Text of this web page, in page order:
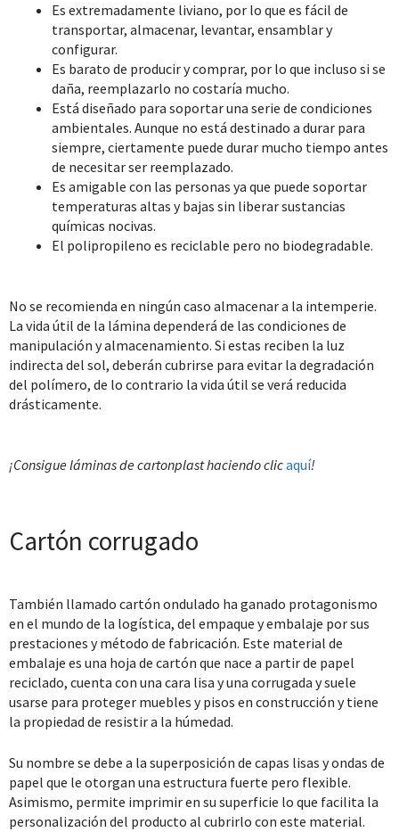
Es extremadamente liviano, por lo que es fácil de
transportar, almacenar, levantar, ensamblar y
configurar.
Es barato de producir y comprar, por lo que incluso si se
daña, reemplazarlo no costaría mucho.
Está diseñado para soportar una serie de condiciones
ambientales. Aunque no está destinado a durar para
siempre, ciertamente puede durar mucho tiempo antes
de necesitar ser reemplazado.
Es amigable con las personas ya que puede soportar
temperaturas altas y bajas sin liberar sustancias
químicas nocivas.
El polipropileno es reciclable pero no biodegradable.
No se recomienda en ningún caso almacenar a la intemperie.
La vida útil de la lámina dependerá de las condiciones de
manipulación y almacenamiento. Si estas reciben la luz
indirecta del sol, deberán cubrirse para evitar la degradación
del polímero, de lo contrario la vida útil se verá reducida
drásticamente.
¡Consigue láminas de cartonplast haciendo clicaquí!
Cartón corrugado
También llamado cartón ondulado ha ganado protagonismo
en el mundo de la logística, del empaque y embalaje por sus
prestaciones y método de fabricación. Este material de
embalaje es una hoja de cartón que nace a partir de papel
reciclado, cuenta con una cara lisa y una corrugada y suele
usarse para proteger muebles y pisos en construcción y tiene
la propiedad de resistir a la húmedad.
Su nombre se debe a la superposición de capas lisas y ondas de
papel que le otorgan una estructura fuerte pero flexible.
Asimismo, permite imprimir en su superficie lo que facilita la
personalización del producto al cubrirlo con este material.